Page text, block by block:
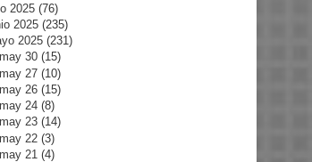
2025 (76)
2025 (235)
2025 (231)
may 30(15)
may 27(10)
may 26(15)
may 24(8)
may 23(14)
may 22(3)
may 21(4)